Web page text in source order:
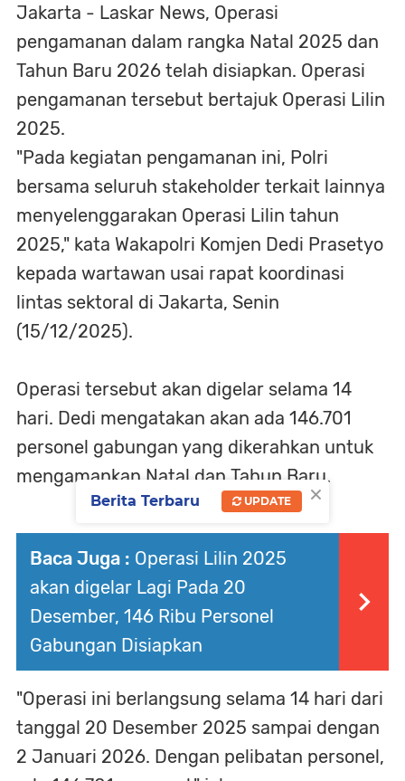
Jakarta - Laskar News, Operasi
pengamanan dalam rangka Natal 2025 dan
Tahun Baru 2026 telah disiapkan. Operasi
pengamanan tersebut bertajuk Operasi Lilin
2025.
"Pada kegiatan pengamanan ini, Polri
bersama seluruh stakeholder terkait lainnya
menyelenggarakan Operasi Lilin tahun
2025," kata Wakapolri Komjen Dedi Prasetyo
kepada wartawan usai rapat koordinasi
lintas sektoral di Jakarta, Senin
(15/12/2025).
Operasi tersebut akan digelar selama 14
hari. Dedi mengatakan akan ada 146.701
personel gabungan yang dikerahkan untuk
mengamankan Natal dan Tahun Baru.
Baca Juga : Operasi Lilin 2025
akan digelar Lagi Pada 20
Desember, 146 Ribu Personel
Gabungan Disiapkan
"Operasi ini berlangsung selama 14 hari dari
tanggal 20 Desember 2025 sampai dengan
2 Januari 2026. Dengan pelibatan personel,
×
Berita Terbaru UPDATE